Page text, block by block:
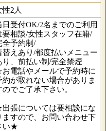
性2人
日受付OK/2名までのご利用
要相談/女性スタッフ在籍/
全予約制/
替えあり/都度払いメニュー
り、前払い制/完全禁煙
電話やメールで予約時に
約が取れない場合がありま
のでご了承下さい。
張については要相談にな
ますので、お問い合わせ下
い★